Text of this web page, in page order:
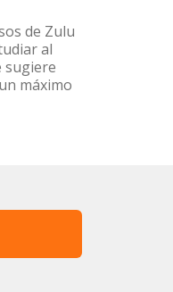
de Zulu
al
sugiere
máximo